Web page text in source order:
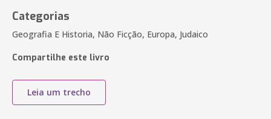
Categorias
Geografia E Historia, Não Ficção, Europa, Judaico
Compartilhe este livro
Leia um trecho